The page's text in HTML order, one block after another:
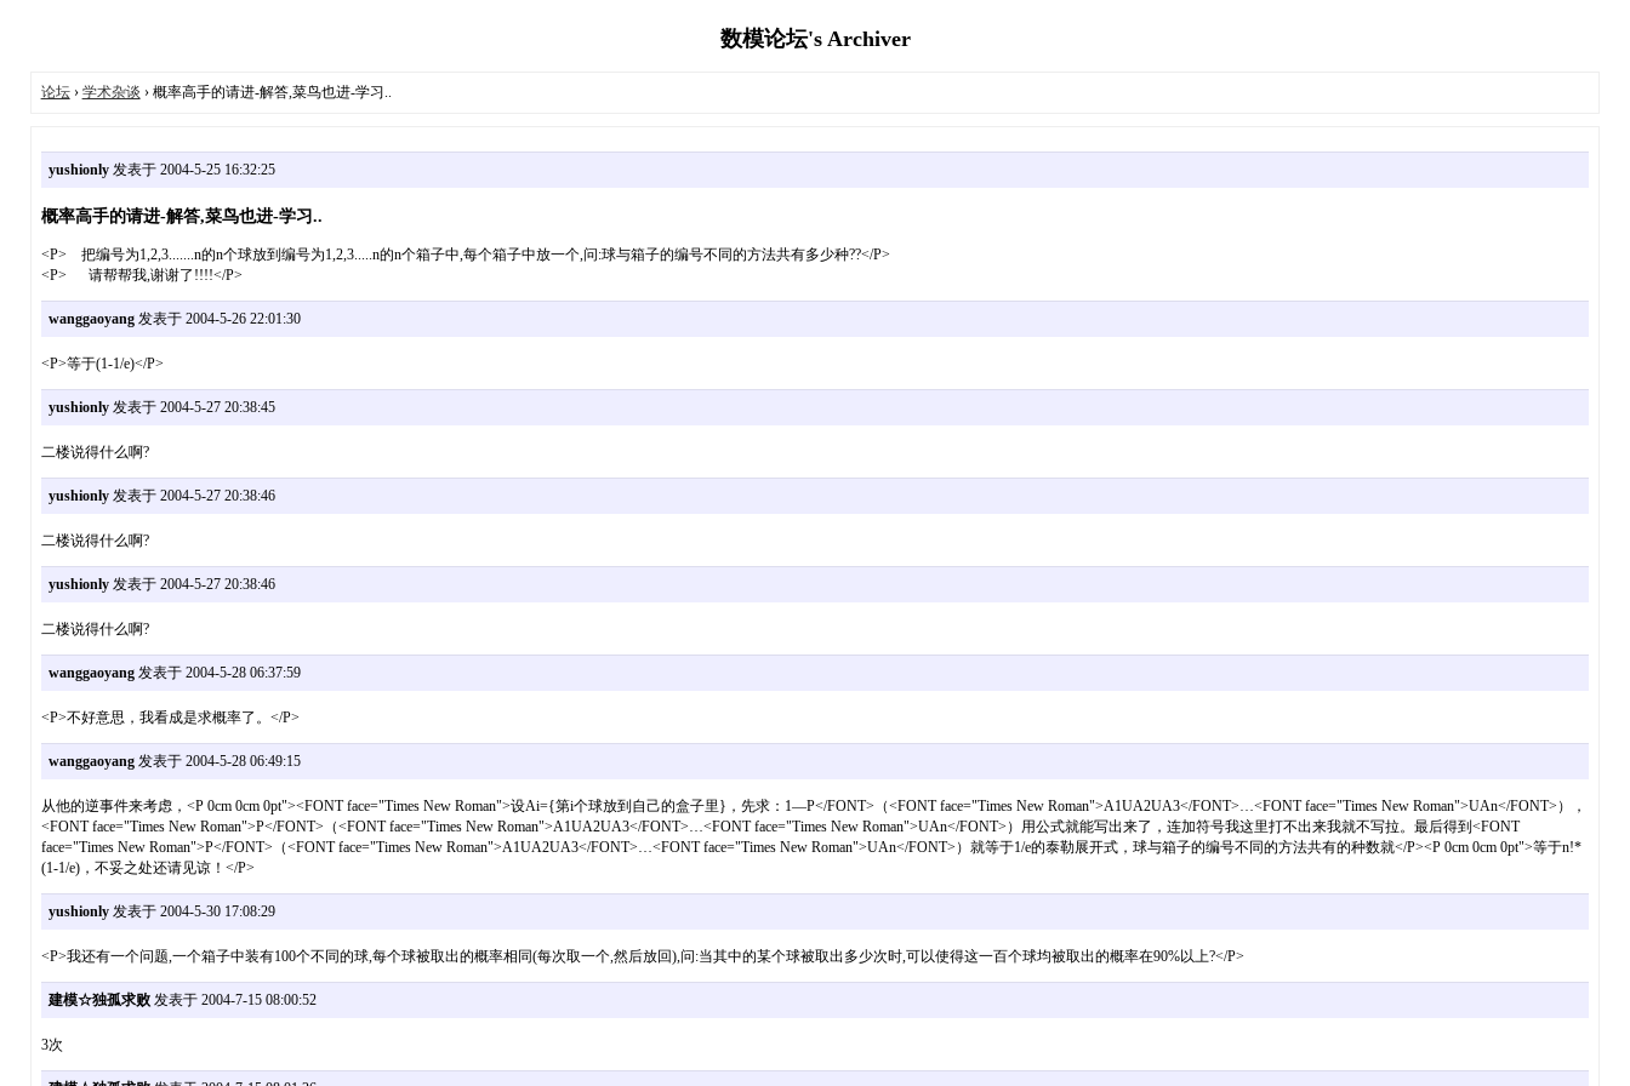
数模论坛's Archiver
论坛› 学术杂谈 › 概率高手的请进-解答,菜鸟也进-学习..
yushionly发表于 2004-5-25 16:32:25
概率高手的请进-解答,菜鸟也进-学习..
<P> 把编号为1,2,3.......n的n个球放到编号为1,2,3.....n的n个箱子中,每个箱子中放一个,问:球与箱子的编号不同的方法共有多少种??</P>
<P> 请帮帮我,谢谢了!!!!</P>
wanggaoyang发表于 2004-5-26 22:01:30
<P>等于(1-1/e)</P>
yushionly发表于 2004-5-27 20:38:45
二楼说得什么啊?
yushionly发表于 2004-5-27 20:38:46
二楼说得什么啊?
yushionly发表于 2004-5-27 20:38:46
二楼说得什么啊?
wanggaoyang发表于 2004-5-28 06:37:59
<P>不好意思，我看成是求概率了。</P>
wanggaoyang发表于 2004-5-28 06:49:15
从他的逆事件来考虑，<P 0cm 0cm 0pt"><FONT face="Times New Roman">设Ai={第i个球放到自己的盒子里}，先求：1—P</FONT>（<FONT face="Times New Roman">A1UA2UA3</FONT>…<FONT face="Times New Roman">UAn</FONT>），
<FONT face="Times New Roman">P</FONT>（<FONT face="Times New Roman">A1UA2UA3</FONT>…<FONT face="Times New Roman">UAn</FONT>）用公式就能写出来了，连加符号我这里打不出来我就不写拉。最后得到<FONT
face="Times New Roman">P</FONT>（<FONT face="Times New Roman">A1UA2UA3</FONT>…<FONT face="Times New Roman">UAn</FONT>）就等于1/e的泰勒展开式，球与箱子的编号不同的方法共有的种数就</P><P 0cm 0cm 0pt">等于n!*
(1-1/e)，不妥之处还请见谅！</P>
yushionly发表于 2004-5-30 17:08:29
<P>我还有一个问题,一个箱子中装有100个不同的球,每个球被取出的概率相同(每次取一个,然后放回),问:当其中的某个球被取出多少次时,可以使得这一百个球均被取出的概率在90%以上?</P>
建模☆独孤求败发表于 2004-7-15 08:00:52
3次